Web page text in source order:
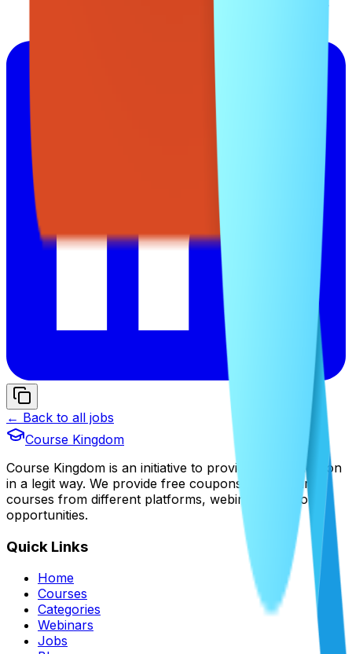
← Back to all jobs
Course Kingdom
Course Kingdom is an initiative to provide free education
in a legit way. We provide free coupons of premium
courses from different platforms, webinars, and job
opportunities.
Quick Links
Home
Courses
Categories
Webinars
Jobs